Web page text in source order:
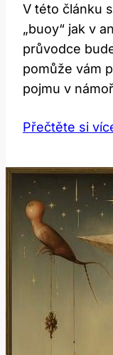
V této článku
„buoy“ jak v
průvodce
pomůže vám
pojmu v
Přečtěte si